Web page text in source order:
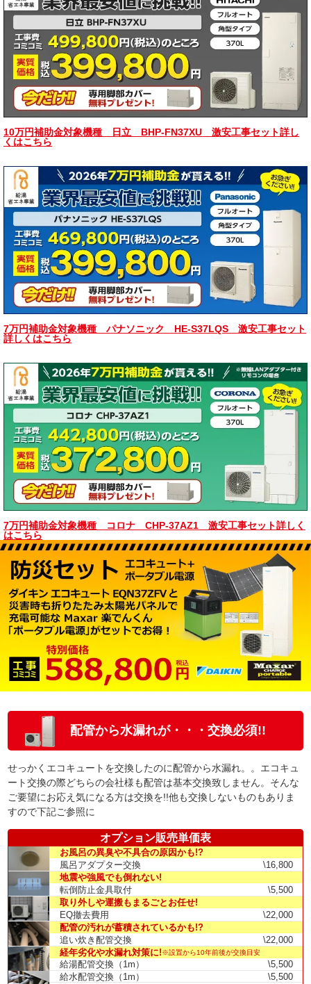
10万円補助金対象機種 日立 BHP-FN37XU 激安工事セット詳し
くはこちら
7万円補助金対象機種 パナソニック HE-S37LQS 激安工事セット
詳しくはこちら
7万円補助金対象機種 コロナ CHP-37AZ1 激安工事セット詳しく
はこちら
配管から水漏れが・・・交換必須!!
せっかくエコキュートを交換したのに配管から水漏れ。。エコキュ
ート交換の際どちらの会社様も配管は基本交換致しません。そんな
ご要望にお応え気になる方は交換を!!他も交換しないものもありま
すので下記ご参照に
オプション販売単価表
お風呂の異臭や不具合の原因かも!?
風呂アダプター交換
\16,800
地震や強風でも倒れない!
転倒防止金具取付
\5,500
取り外しや運搬もまるごとお任せ!
EQ撤去費用
\22,000
配管の汚れが蓄積されているかも!?
追い炊き配管交換
\22,000
経年劣化や水漏れ対策に!※設置から10年前後が交換目安
給湯配管交換（1m）
\5,500
給水配管交換（1m）
\5,500